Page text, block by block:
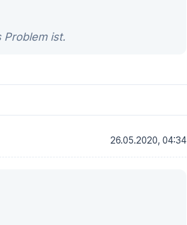
Problem ist.
26.05.2020, 04:34